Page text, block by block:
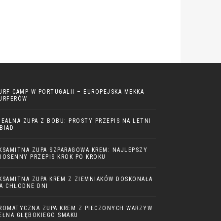
CAMP W PORTUGALII – EUROPEJSKA MEKKA
ZUPA Z BOBU: PROSTY PRZEPIS NA LETNI
ZUPA SZPARAGOWA KREM: NAJLEPSZY
PRZEPIS KROK PO KROKU
ZUPA KREM Z ZIEMNIAKÓW DOSKONAŁA
CHŁODNE DNI
ZUPA KREM Z PIECZONYCH WARZYW
GŁĘBOKIEGO SMAKU